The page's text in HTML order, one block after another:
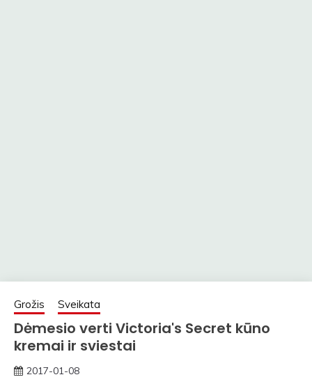
Grožis Sveikata
Dėmesio verti Victoria's Secret kūno
kremai ir sviestai
2017-01-08